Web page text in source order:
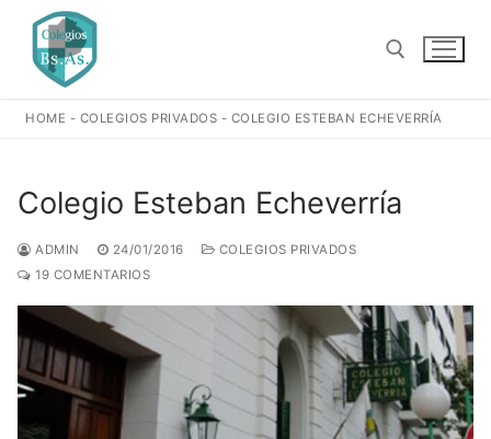
contenido
HOME - COLEGIOS PRIVADOS - COLEGIO ESTEBAN ECHEVERRÍA
Colegio Esteban Echeverría
ADMIN 24/01/2016
COLEGIOS PRIVADOS
19 COMENTARIOS